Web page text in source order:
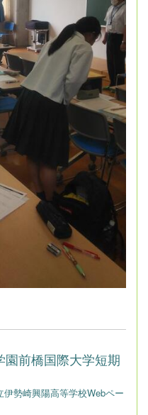
前橋国際大学短期
伊勢崎興陽高等学校Webペー